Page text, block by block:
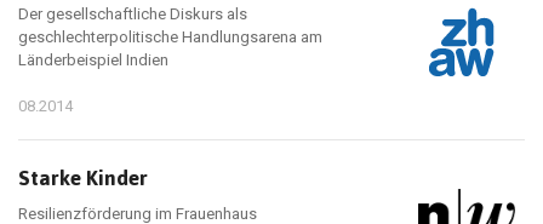
Der gesellschaftliche Diskurs als
geschlechterpolitische Handlungsarena am
Länderbeispiel Indien
08.2014
Starke Kinder
Resilienzförderung im Frauenhaus